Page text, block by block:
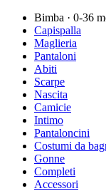
Bimba · 0-36
Capispalla
Maglieria
Pantaloni
Abiti
Scarpe
Nascita
Camicie
Intimo
Pantaloncini
Costumi da
Gonne
Completi
Accessori